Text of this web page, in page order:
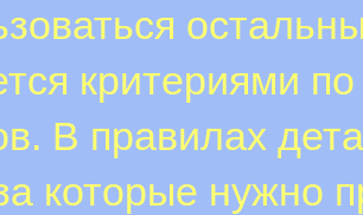
критериями
В правилах
которые нужно